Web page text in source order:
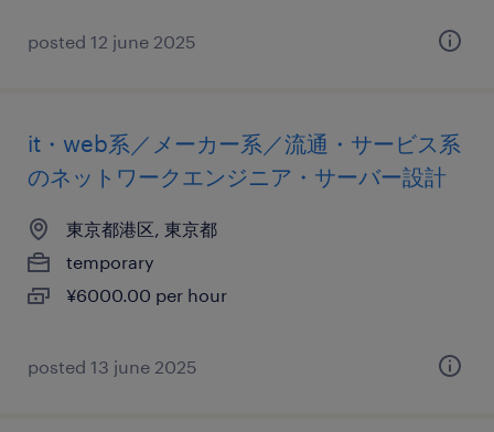
posted 12 june 2025
it・web系／メーカー系／流通・サービス系
のネットワークエンジニア・サーバー設計
東京都港区, 東京都
temporary
¥6000.00 per hour
posted 13 june 2025